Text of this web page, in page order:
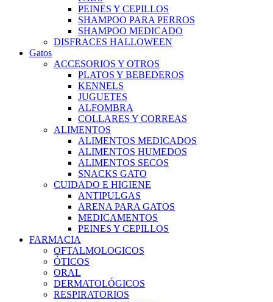
PEINES Y CEPILLOS
SHAMPOO PARA PERROS
SHAMPOO MEDICADO
DISFRACES HALLOWEEN
Gatos
ACCESORIOS Y OTROS
PLATOS Y BEBEDEROS
KENNELS
JUGUETES
ALFOMBRA
COLLARES Y CORREAS
ALIMENTOS
ALIMENTOS MEDICADOS
ALIMENTOS HUMEDOS
ALIMENTOS SECOS
SNACKS GATO
CUIDADO E HIGIENE
ANTIPULGAS
ARENA PARA GATOS
MEDICAMENTOS
PEINES Y CEPILLOS
FARMACIA
OFTALMOLOGICOS
ÓTICOS
ORAL
DERMATOLÓGICOS
RESPIRATORIOS